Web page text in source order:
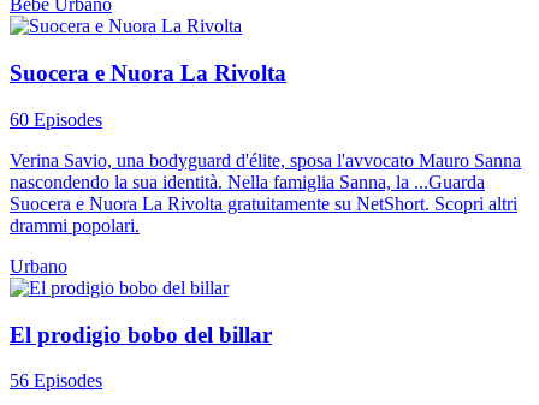
Bebé Urbano
Suocera e Nuora La Rivolta
60 Episodes
Verina Savio, una bodyguard d'élite, sposa l'avvocato Mauro Sanna
nascondendo la sua identità. Nella famiglia Sanna, la ...Guarda
Suocera e Nuora La Rivolta gratuitamente su NetShort. Scopri altri
drammi popolari.
Urbano
El prodigio bobo del billar
56 Episodes